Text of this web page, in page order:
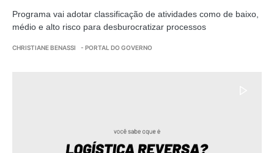
Programa vai adotar classificação de atividades como de baixo,
médio e alto risco para desburocratizar processos
CHRISTIANE BENASSI - PORTAL DO GOVERNO